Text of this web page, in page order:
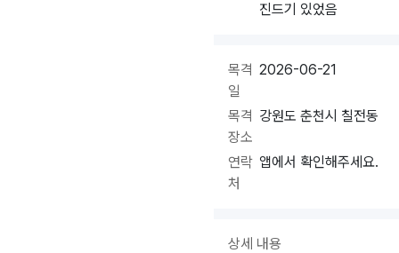
진드기 있었음
목격
일
2026-06-21
목격
장소
강원도 춘천시 칠전동
연락
처
앱에서 확인해주세요.
상세 내용